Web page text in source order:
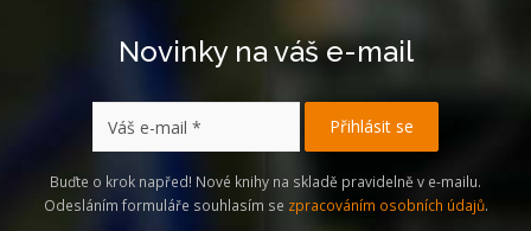
Novinky na váš e-mail
Buďte o krok napřed! Nové knihy na skladě pravidelně v e-mailu.
Odesláním formuláře souhlasím se zpracováním osobních údajů.